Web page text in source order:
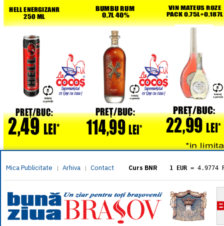
Mica Publicitate | Arhiva | Contact Curs BNR 1 EUR = 4.9774
= 5.8304
1 XAU= 464.4611
1 AED= 1.1933
1 AUD= 2.7957
1 BGN= 2.5449